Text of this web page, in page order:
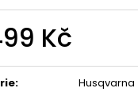
Kč
: Husqvarna